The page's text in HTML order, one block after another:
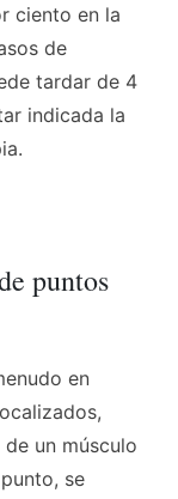
ciento en la
de
tardar de 4
indicada la
puntos
en
un músculo
se